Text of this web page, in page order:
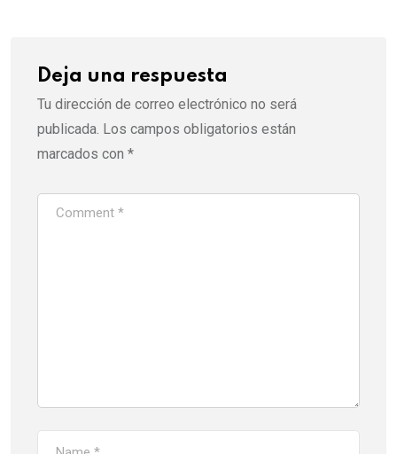
Deja una respuesta
Tu dirección de correo electrónico no será
publicada. Los campos obligatorios están
marcados con *